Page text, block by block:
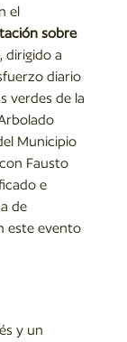
el
sobre
, dirigido a
diario
verdes de la
Municipio
Fausto
e
de
este evento
y un